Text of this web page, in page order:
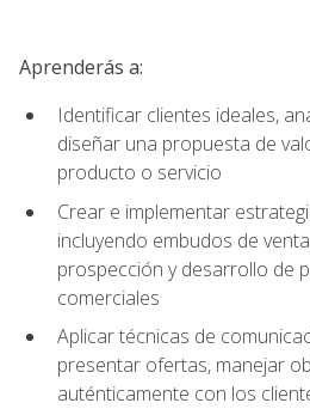
Aprenderás a:
Identificar clientes ideales,
diseñar una propuesta de
producto o servicio
Crear e implementar
incluyendo embudos de
prospección y desarrollo de
comerciales
Aplicar técnicas de
presentar ofertas, manejar
auténticamente con los